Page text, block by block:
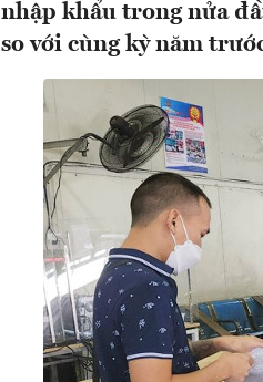
nhập khẩu trong nửa
so với cùng kỳ năm